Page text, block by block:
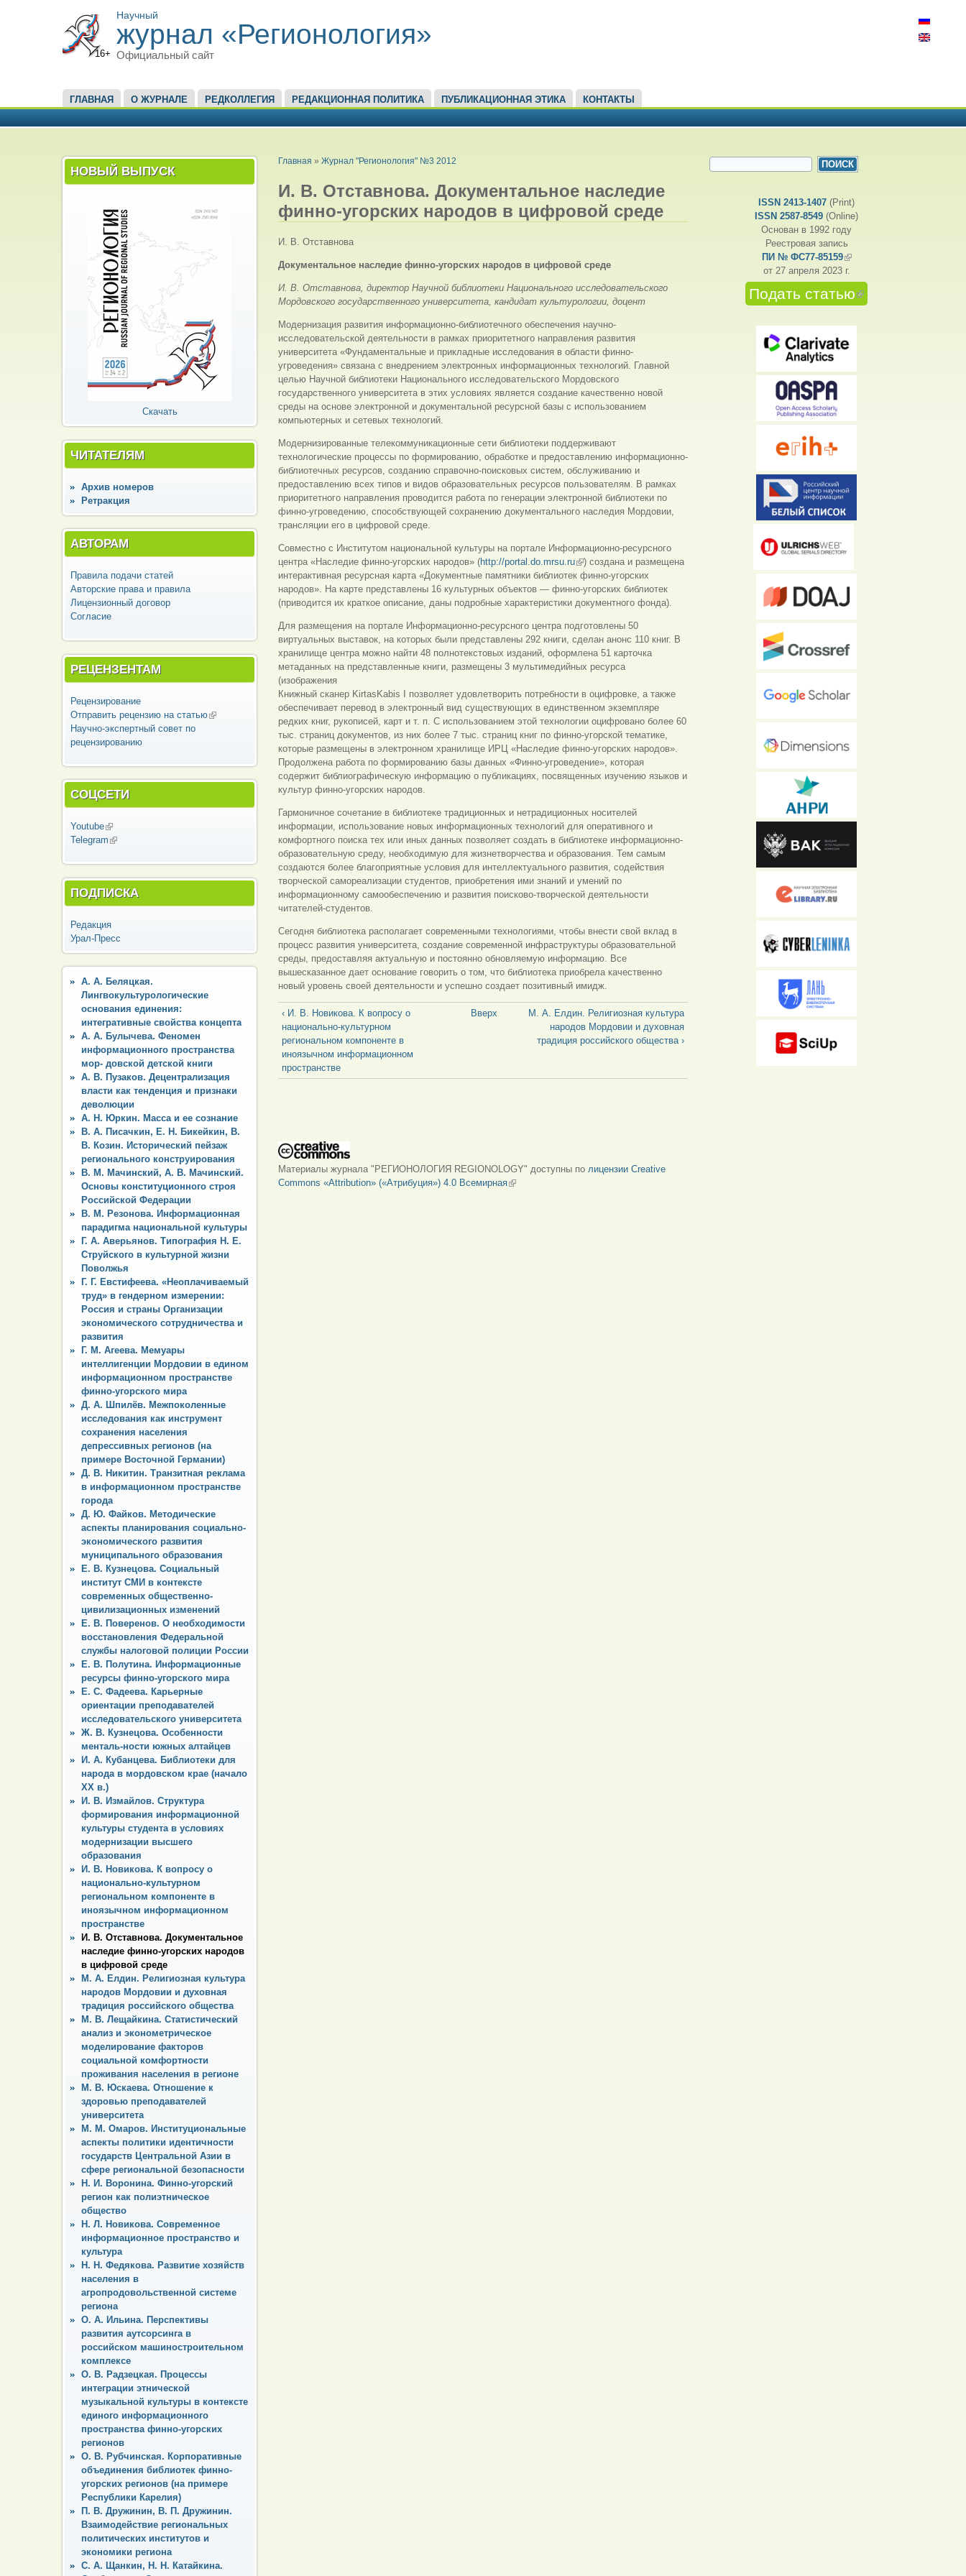
16+
Научный
журнал «Регионология»
Официальный сайт
ГЛАВНОЕ МЕНЮ
ГЛАВНАЯ О ЖУРНАЛЕ РЕДКОЛЛЕГИЯ РЕДАКЦИОННАЯ ПОЛИТИКА ПУБЛИКАЦИОННАЯ ЭТИКА КОНТАКТЫ
НОВЫЙ ВЫПУСК
Скачать
ЧИТАТЕЛЯМ
Архив номеров
Ретракция
АВТОРАМ
Правила подачи статей
Авторские права и правила
Лицензионный договор
Согласие
РЕЦЕНЗЕНТАМ
Рецензирование
Отправить рецензию на статью(внешняя
Научно-экспертный совет по
рецензированию
СОЦСЕТИ
Youtube(внешняя ссылка)
Telegram (внешняя ссылка)
ПОДПИСКА
Редакция
Урал-Пресс
А. А. Беляцкая.
Лингвокультурологические
основания единения:
интегративные свойства концепта
А. А. Булычева. Феномен
информационного пространства
мор- довской детской книги
А. В. Пузаков. Децентрализация
власти как тенденция и признаки
деволюции
А. Н. Юркин. Масса и ее сознание
В. А. Писачкин, Е. Н. Бикейкин, В.
В. Козин. Исторический пейзаж
регионального конструирования
В. М. Мачинский, А. В. Мачинский.
Основы конституционного строя
Российской Федерации
В. М. Резонова. Информационная
парадигма национальной культуры
Г. А. Аверьянов. Типография Н. Е.
Струйского в культурной жизни
Поволжья
Г. Г. Евстифеева. «Неоплачиваемый
труд» в гендерном измерении:
Россия и страны Организации
экономического сотрудничества и
развития
Г. М. Агеева. Мемуары
интеллигенции Мордовии в едином
информационном пространстве
финно-угорского мира
Д. А. Шпилёв. Межпоколенные
исследования как инструмент
сохранения населения
депрессивных регионов (на
примере Восточной Германии)
Д. В. Никитин. Транзитная реклама
в информационном пространстве
города
Д. Ю. Файков. Методические
аспекты планирования социально-
экономического развития
муниципального образования
Е. В. Кузнецова. Социальный
институт СМИ в контексте
современных общественно-
цивилизационных изменений
Е. В. Поверенов. О необходимости
восстановления Федеральной
службы налоговой полиции России
Е. В. Полутина. Информационные
ресурсы финно-угорского мира
Е. С. Фадеева. Карьерные
ориентации преподавателей
исследовательского университета
Ж. В. Кузнецова. Особенности
менталь-ности южных алтайцев
И. А. Кубанцева. Библиотеки для
народа в мордовском крае (начало
ХХ в.)
И. В. Измайлов. Структура
формирования информационной
культуры студента в условиях
модернизации высшего
образования
И. В. Новикова. К вопросу о
национально-культурном
региональном компоненте в
иноязычном информационном
пространстве
И. В. Отставнова. Документальное
наследие финно-угорских народов
в цифровой среде
М. А. Елдин. Религиозная культура
народов Мордовии и духовная
традиция российского общества
М. В. Лещайкина. Статистический
анализ и эконометрическое
моделирование факторов
социальной комфортности
проживания населения в регионе
М. В. Юскаева. Отношение к
здоровью преподавателей
университета
М. М. Омаров. Институциональные
аспекты политики идентичности
государств Центральной Азии в
сфере региональной безопасности
Н. И. Воронина. Финно-угорский
регион как полиэтническое
общество
Н. Л. Новикова. Современное
информационное пространство и
культура
Н. Н. Федякова. Развитие хозяйств
населения в
агропродовольственной системе
региона
О. А. Ильина. Перспективы
развития аутсорсинга в
российском машиностроительном
комплексе
О. В. Радзецкая. Процессы
интеграции этнической
музыкальной культуры в контексте
единого информационного
пространства финно-угорских
регионов
О. В. Рубчинская. Корпоративные
объединения библиотек финно-
угорских регионов (на примере
Республики Карелия)
П. В. Дружинин, В. П. Дружинин.
Взаимодействие региональных
политических институтов и
экономики региона
С. А. Щанкин, Н. Н. Катайкина.
ВЫ ЗДЕСЬ
Главная » Журнал "Регионология" №3 2012
И. В. Отставнова. Документальное наследие
финно-угорских народов в цифровой среде
И. В. Отставнова
Документальное наследие финно-угорских народов в цифровой среде
И. В. Отставнова, директор Научной библиотеки Национального исследовательского
Мордовского государственного университета, кандидат культурологии, доцент
Модернизация развития информационно-библиотечного обеспечения научно-
исследовательской деятельности в рамках приоритетного направления развития
университета «Фундаментальные и прикладные исследования в области финно-
угроведения» связана с внедрением электронных информационных технологий. Главной
целью Научной библиотеки Национального исследовательского Мордовского
государственного университета в этих условиях является создание качественно новой
среды на основе электронной и документальной ресурсной базы с использованием
компьютерных и сетевых технологий.
Модернизированные телекоммуникационные сети библиотеки поддерживают
технологические процессы по формированию, обработке и предоставлению информационно-
библиотечных ресурсов, созданию справочно-поисковых систем, обслуживанию и
предоставлению всех типов и видов образовательных ресурсов пользователям. В рамках
приоритетного направления проводится работа по генерации электронной библиотеки по
финно-угроведению, способствующей сохранению документального наследия Мордовии,
трансляции его в цифровой среде.
Совместно с Институтом национальной культуры на портале Информационно-ресурсного
центра «Наследие финно-угорских народов» (http://portal.do.mrsu.ru(внешняя ссылка)
) создана и размещена
интерактивная ресурсная карта «Документные памятники библиотек финно-угорских
народов». На карте представлены 16 культурных объектов — финно-угорских библиотек
(приводится их краткое описание, даны подробные характеристики документного фонда).
Для размещения на портале Информационно-ресурсного центра подготовлены 50
виртуальных выставок, на которых были представлены 292 книги, сделан анонс 110 книг. В
хранилище центра можно найти 48 полнотекстовых изданий, оформлена 51 карточка
метаданных на представленные книги, размещены 3 мультимедийных ресурса
(изображения
Книжный сканер KirtasKabis I позволяет удовлетворить потребности в оцифровке, а также
обеспечивает перевод в электронный вид существующих в единственном экземпляре
редких книг, рукописей, карт и т. п. С использованием этой технологии оцифровано более 60
тыс. страниц документов, из них более 7 тыс. страниц книг по финно-угорской тематике,
которые размещены в электронном хранилище ИРЦ «Наследие финно-угорских народов».
Продолжена работа по формированию базы данных «Финно-угроведение», которая
содержит библиографическую информацию о публикациях, посвященных изучению языков и
культур финно-угорских народов.
Гармоничное сочетание в библиотеке традиционных и нетрадиционных носителей
информации, использование новых информационных технологий для оперативного и
комфортного поиска тех или иных данных позволяет создать в библиотеке информационно-
образовательную среду, необходимую для жизнетворчества и образования. Тем самым
создаются более благоприятные условия для интеллектуального развития, содействия
творческой самореализации студентов, приобретения ими знаний и умений по
информационному самообеспечению и развития поисково-творческой деятельности
читателей-студентов.
Сегодня библиотека располагает современными технологиями, чтобы внести свой вклад в
процесс развития университета, создание современной инфраструктуры образовательной
среды, предоставляя актуальную и постоянно обновляемую информацию. Все
вышесказанное дает основание говорить о том, что библиотека приобрела качественно
новый уровень своей деятельности и успешно создает позитивный имидж.
‹ И. В. Новикова. К вопросу о
национально-культурном
региональном компоненте в
иноязычном информационном
пространстве
Вверх
М. А. Елдин. Религиозная культура
народов Мордовии и духовная
традиция российского общества ›
Материалы журнала "РЕГИОНОЛОГИЯ REGIONOLOGY" доступны по лицензии Creative
Commons «Attribution» («Атрибуция») 4.0 Всемирная(внешняя ссылка)
ФОРМА ПОИСКА
ISSN 2413-1407 (Print)
ISSN 2587-8549 (Online)
Основан в 1992 году
Реестровая запись
ПИ № ФС77-85159(внешняя ссылка)
от 27 апреля 2023 г.
Подать статью